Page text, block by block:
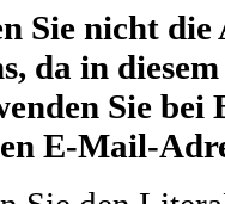
Sie nicht
da in
Sie bei
E-Mail-